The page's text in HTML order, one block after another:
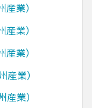
業）
業）
業）
産業）
産業）